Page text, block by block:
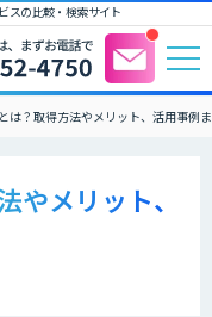
スの比較・検索サイト
は？取得方法やメリット、活用事例
やメリット、